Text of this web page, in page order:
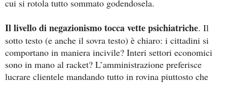
cui si rotola tutto sommato godendosela.
Il livello di negazionismo tocca vette psichiatriche. Il
sotto testo (e anche il sovra testo) è chiaro: i cittadini si
comportano in maniera incivile? Interi settori economici
sono in mano al racket? L’amministrazione preferisce
lucrare clientele mandando tutto in rovina piuttosto che